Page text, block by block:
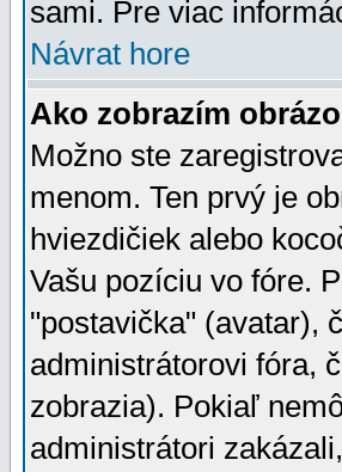
sami. Pre viac
Návrat hore
Ako zobrazím
Možno ste
menom. Ten prvý je
hviezdičiek alebo
Vašu pozíciu vo fóre.
"postavička" (avatar),
administrátorovi fóra,
zobrazia). Pokiaľ
administrátori